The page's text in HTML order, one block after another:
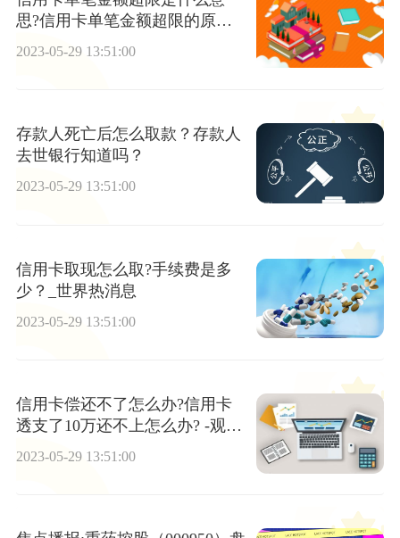
思?信用卡单笔金额超限的原因
2023-05-29 13:51:00
存款人死亡后怎么取款？存款人
去世银行知道吗？
2023-05-29 13:51:00
信用卡取现怎么取?手续费是多
少？_世界热消息
2023-05-29 13:51:00
信用卡偿还不了怎么办?信用卡
透支了10万还不上怎么办? -观速
2023-05-29 13:51:00